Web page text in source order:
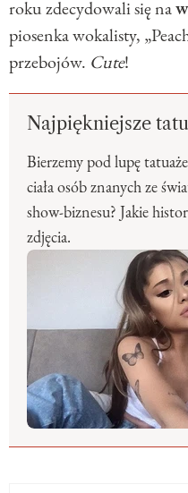
roku zdecydowali się na
piosenka wokalisty,
przebojów. Cute!
Najpiękniejsze
Bierzemy pod lupę
ciała osób znanych ze
show-biznesu? Jakie
zdjęcia.